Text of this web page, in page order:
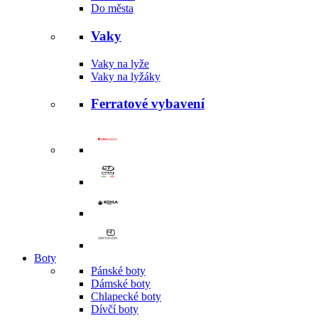
Do města
Vaky
Vaky na lyže
Vaky na lyžáky
Ferratové vybavení
Boty
Pánské boty
Dámské boty
Chlapecké boty
Dívčí boty